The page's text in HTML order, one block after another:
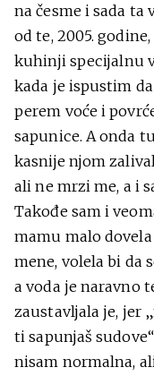
na česme i sada ta
od te, 2005.
kuhinji specijalnu
kada je ispustim
perem voće i
sapunice. A onda
kasnije njom
ali ne mrzi me, a i
Takođe sam i
mamu malo dovela
mene, volela bi da
a voda je naravno
zaustavljala je, jer
ti sapunjaš
nisam normalna,